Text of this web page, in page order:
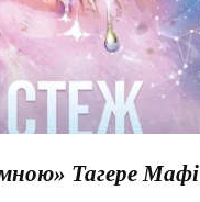
Тагере Мафі